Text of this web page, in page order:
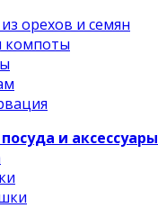
орехов и семян
компоты
и аксессуары